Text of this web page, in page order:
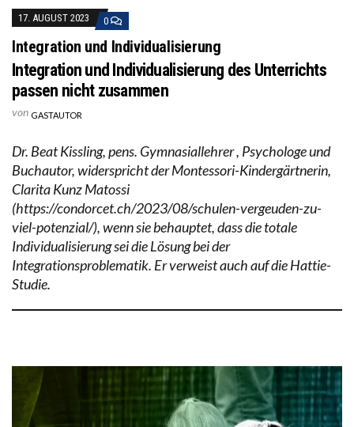
17. AUGUST 2023 0
Integration und Individualisierung
Integration und Individualisierung des Unterrichts
passen nicht zusammen
von GASTAUTOR
Dr. Beat Kissling, pens. Gymnasiallehrer , Psychologe und
Buchautor, widerspricht der Montessori-Kindergärtnerin,
Clarita Kunz Matossi
(https://condorcet.ch/2023/08/schulen-vergeuden-zu-
viel-potenzial/), wenn sie behauptet, dass die totale
Individualisierung sei die Lösung bei der
Integrationsproblematik. Er verweist auch auf die Hattie-
Studie.